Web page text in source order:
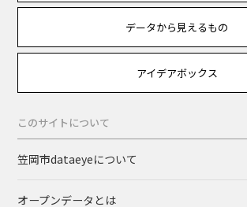
データから見えるもの
アイデアボックス
このサイトについて
笠岡市dataeyeについて
オープンデータとは